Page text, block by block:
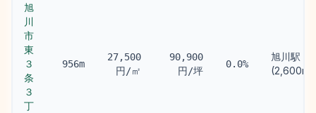
旭
川
市
東
３
条
３
丁
956m
27,500
円/㎡
90,900
円/坪
0.0%
旭川駅
(2,600m)